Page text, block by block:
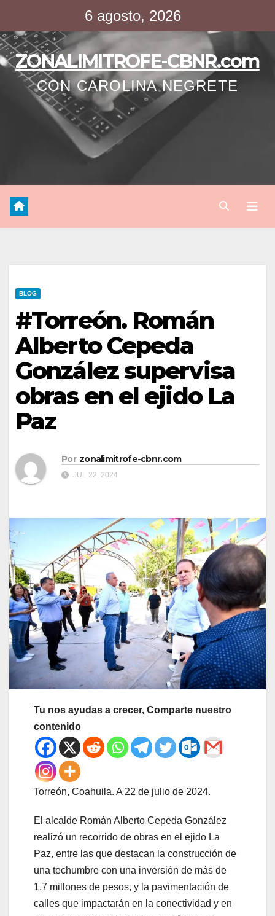
contenido
6 agosto, 2026
ZONALIMITROFE-CBNR.com
CON CAROLINA NEGRETE
BLOG
#Torreón. Román
Alberto Cepeda
González supervisa
obras en el ejido La
Paz
Por zonalimitrofe-cbnr.com
JUL 22, 2024
Tu nos ayudas a crecer, Comparte nuestro
contenido
Torreón, Coahuila. A 22 de julio de 2024.
El alcalde Román Alberto Cepeda González
realizó un recorrido de obras en el ejido La
Paz, entre las que destacan la construcción de
una techumbre con una inversión de más de
1.7 millones de pesos, y la pavimentación de
calles que impactarán en la conectividad y en